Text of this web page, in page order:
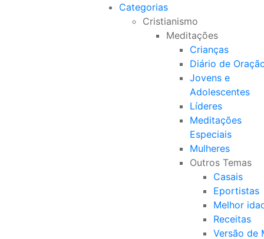
Categorias
Cristianismo
Meditações
Crianças
Diário de
Jovens e
Adolescentes
Líderes
Meditações
Especiais
Mulheres
Outros Temas
Casais
Eportistas
Melhor
Receitas
Versão de